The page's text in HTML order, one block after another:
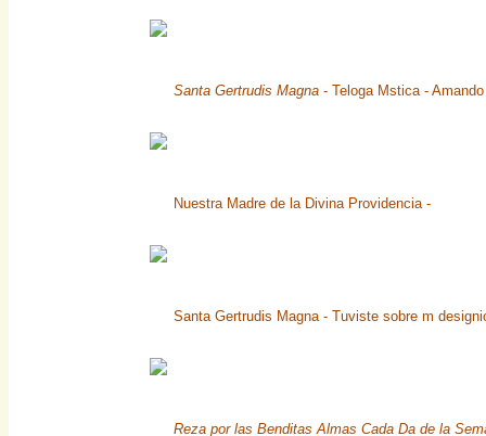
Santa Gertrudis Magna - Teloga Mstica -
Nuestra Madre de la Divina Providencia -
Santa Gertrudis Magna - Tuviste sobre m
Reza por las Benditas Almas Cada Da de la